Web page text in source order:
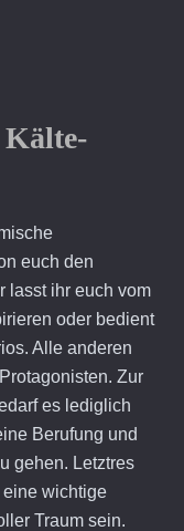
euch den
lasst ihr euch vom
oder bedient
Alle anderen
Zur
es lediglich
Berufung und
gehen. Letztres
wichtige
Traum sein.